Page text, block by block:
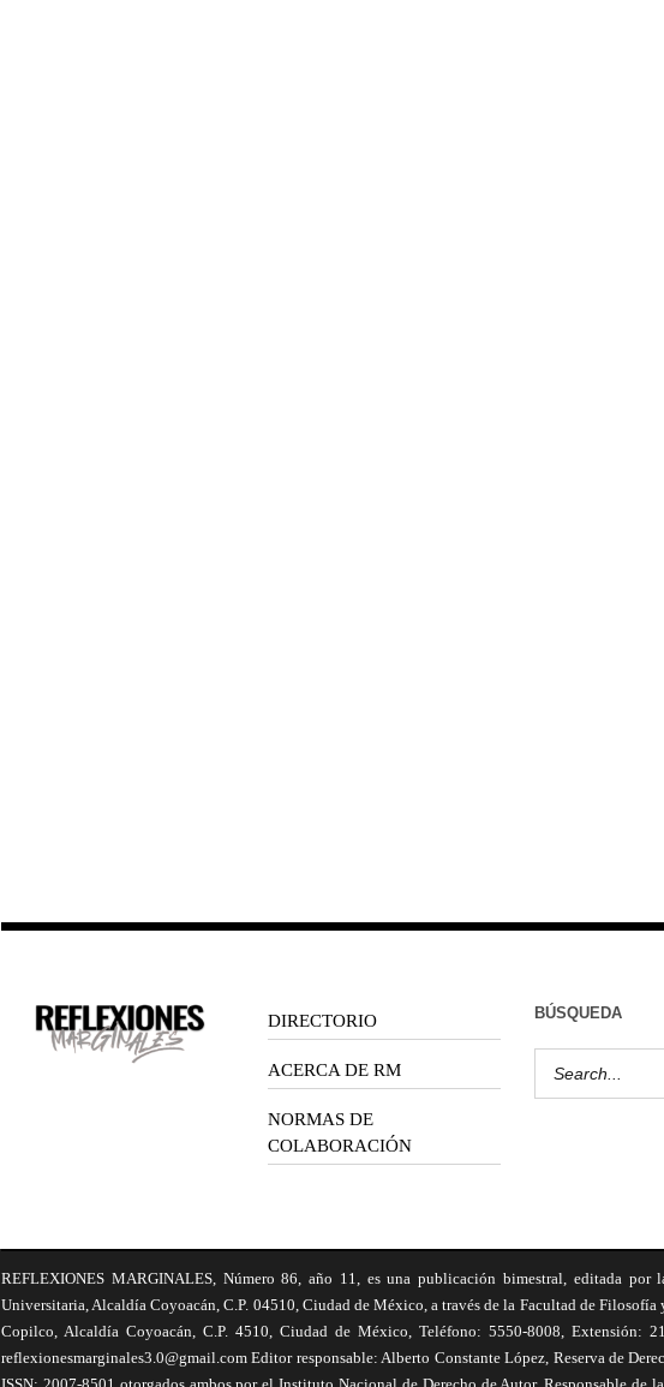
DIRECTORIO
ACERCA DE RM
NORMAS DE
COLABORACIÓN
BÚSQUEDA
REFLEXIONES MARGINALES, Número 86, año 11, es una publicación bimestral, editada
Universitaria, Alcaldía Coyoacán, C.P. 04510, Ciudad de México, a través de la Facultad de
Copilco, Alcaldía Coyoacán, C.P. 4510, Ciudad de México, Teléfono: 5550-8008, Extensión:
reflexionesmarginales3.0@gmail.com Editor responsable: Alberto Constante López, Reserva de